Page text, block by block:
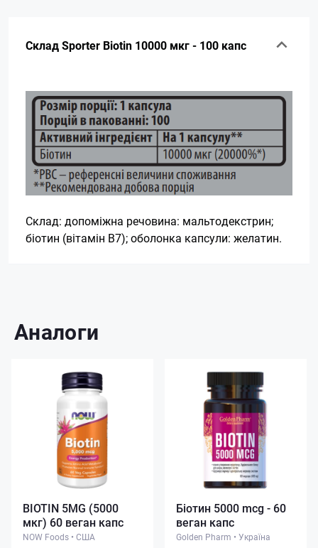
Склад Sporter Biotin 10000 мкг - 100 капс
Склад: допоміжна речовина: мальтодекстрин;
біотин (вітамін В7); оболонка капсули: желатин.
Аналоги
BIOTIN 5MG (5000
мкг) 60 веган капс
NOW Foods • США
Біотин 5000 mcg - 60
веган капс
Golden Pharm • Україна